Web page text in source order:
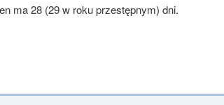
ma 28 (29 w roku przestępnym) dni.